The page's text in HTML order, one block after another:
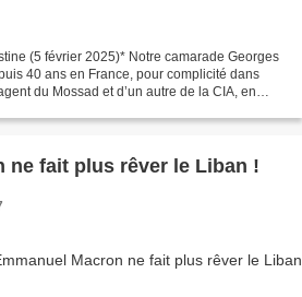
(5 février 2025)* Notre camarade Georges
40 ans en France, pour complicité dans
du Mossad et d’un autre de la CIA, en
ne fait plus rêver le Liban !